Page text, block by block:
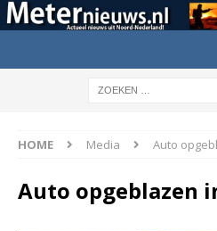
HOME Media Auto
Auto opgeblazen